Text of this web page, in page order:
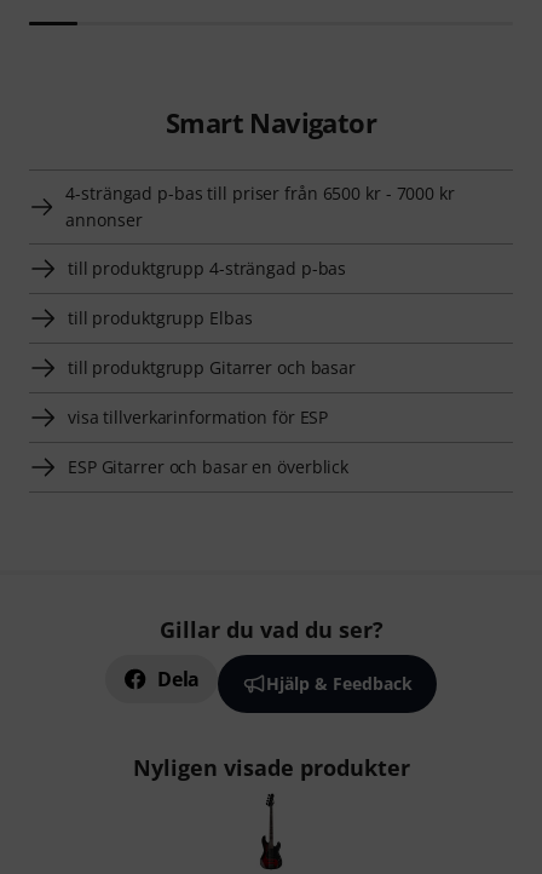
Smart Navigator
4-strängad p-bas till priser från 6500 kr - 7000 kr
annonser
till produktgrupp 4-strängad p-bas
till produktgrupp Elbas
till produktgrupp Gitarrer och basar
visa tillverkarinformation för ESP
ESP Gitarrer och basar en överblick
Gillar du vad du ser?
Dela Hjälp & Feedback
Nyligen visade produkter